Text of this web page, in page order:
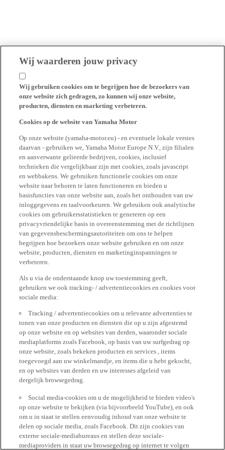
Wij waarderen jouw privacy
Wij gebruiken cookies om te begrijpen hoe de bezoekers van
onze website zich gedragen, zo kunnen wij onze website,
producten, diensten en marketing verbeteren.
Cookies op de website van Yamaha Motor
Op onze website (yamaha-motor.eu) - en eventuele lokale versies
daarvan - gebruiken we, Yamaha Motor Europe N.V., zijn filialen
en aanverwante gelieerde bedrijven, cookies, inclusief
technieken die vergelijkbaar zijn met cookies, zoals javascript
en webbakens. We gebruiken functionele cookies om onze
website naar behoren te laten functioneren en bieden u
basisfuncties van onze website aan, zoals het onthouden van uw
inloggegevens en taalvoorkeuren. We gebruiken ook analytische
cookies om gebruikersstatistieken te genereren op een
privacyvriendelijke basis in overeenstemming met de richtlijnen
van gegevensbeschermingsautoriteiten om ons te helpen
begrijpen hoe bezoekers onze website gebruiken en om onze
website, producten, diensten en marketinginspanningen te
verbeteren.
Als u via de onderstaande knop uw toestemming geeft,
gebruiken we ook tracking- / advertentiecookies en cookies voor
sociale media:
Tracking / advertentiecookies om u relevante advertenties te
tonen van onze producten en diensten die op u zijn afgestemd
op onze website en op websites van derden, waaronder sociale
mediaplatforms zoals Facebook, op basis van uw surfgedrag op
onze website, zoals bekeken producten en services , items
toegevoegd aan uw winkelmandje, en items die u hebt gekocht,
en op websites van derden en uw interesses afgeleid van
dergelijk browsegedrag.
Social media-cookies om u de mogelijkheid te bieden video's
op onze website te bekijken (via bijvoorbeeld YouTube), en ook
om u in staat te stellen eenvoudig inhoud van onze website te
delen op sociale media, zoals Facebook. Dit zijn cookies van
externe sociale-mediabureaus en stellen deze sociale-
mediaproviders in staat uw browsegedrag op internet te volgen